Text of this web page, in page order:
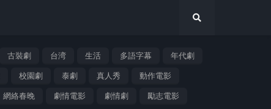
古裝劇 台湾 生活 多語字幕 年代劇
校園劇 泰劇 真人秀 動作電影
網絡春晚 劇情電影 劇情劇 勵志電影